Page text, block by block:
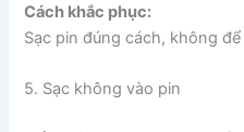
Cách khắc phục:
Sạc pin đúng cách, không
5. Sạc không vào pin